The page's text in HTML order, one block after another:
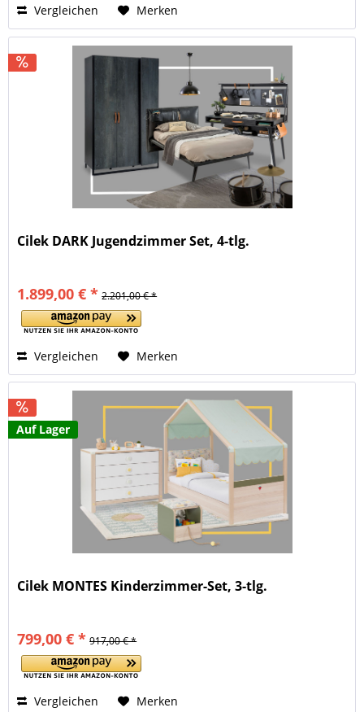
Vergleichen Merken
Cilek DARK Jugendzimmer Set, 4-tlg.
1.899,00 € * 2.201,00 € *
Vergleichen Merken
Auf Lager
Cilek MONTES Kinderzimmer-Set, 3-tlg.
799,00 € * 917,00 € *
Vergleichen Merken